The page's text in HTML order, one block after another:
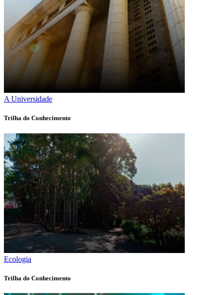
A Universidade
Trilha do Conhecimento
Ecologia
Trilha do Conhecimento